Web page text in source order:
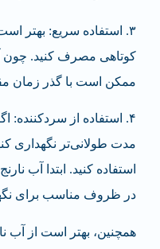
۳. استفاده سریع: بهتر
ممکن است با گذر زمان
۴. استفاده از سردکننده:
مدت طولانی‌تر نگهداری
استفاده کنید. ابتدا آب
در ظروف مناسب برای
همچنین، بهتر است از آب